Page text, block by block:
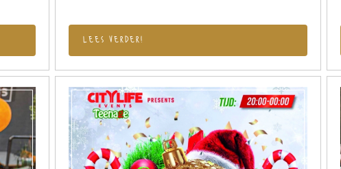
lees verder!